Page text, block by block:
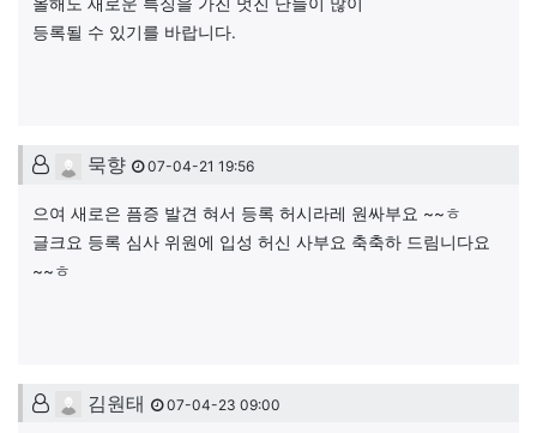
올해도 새로운 특징을 가진 멋진 난들이 많이
등록될 수 있기를 바랍니다.
묵향님의 댓글
묵향 07-04-21 19:56
으여 새로은 픔증 발견 혀서 등록 허시라레 원싸부요 ~~ㅎ
글크요 등록 심사 위원에 입성 허신 사부요 축축하 드림니다요
~~ㅎ
김원태님의 댓글
김원태 07-04-23 09:00